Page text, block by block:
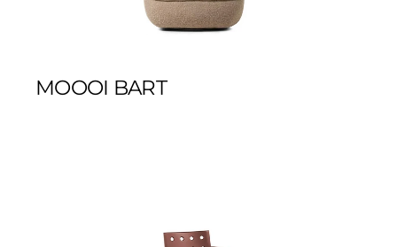
MOOOI BART